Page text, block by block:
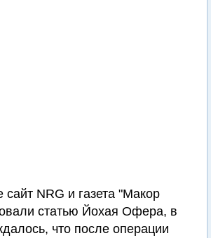
сайт NRG и газета "Макор
статью Йохая Офера, в
что после операции